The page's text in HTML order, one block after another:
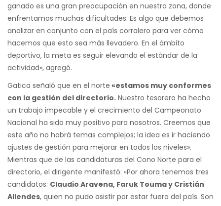
ganado es una gran preocupación en nuestra zona, donde
enfrentamos muchas dificultades. Es algo que debemos
analizar en conjunto con el país corralero para ver cómo
hacemos que esto sea más llevadero. En el ámbito
deportivo, la meta es seguir elevando el estándar de la
actividad», agregó.
Gatica señaló que en el norte «estamos muy conformes
con la gestión del directorio. Nuestro tesorero ha hecho
un trabajo impecable y el crecimiento del Campeonato
Nacional ha sido muy positivo para nosotros. Creemos que
este año no habrá temas complejos; la idea es ir haciendo
ajustes de gestión para mejorar en todos los niveles».
Mientras que de las candidaturas del Cono Norte para el
directorio, el dirigente manifestó: «Por ahora tenemos tres
candidatos: Claudio Aravena, Faruk Touma y Cristián
Allendes, quien no pudo asistir por estar fuera del país. Son